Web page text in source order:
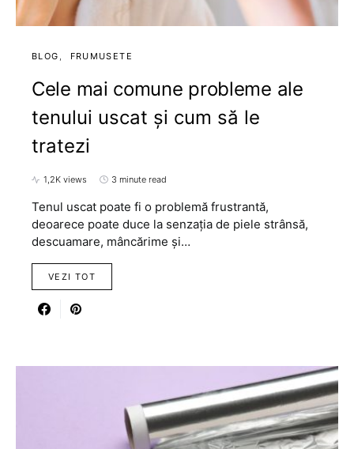
BLOG FRUMUSETE
Cele mai comune probleme ale
tenului uscat și cum să le
tratezi
1,2K views 3 minute read
Tenul uscat poate fi o problemă frustrantă,
deoarece poate duce la senzația de piele strânsă,
descuamare, mâncărime și…
VEZI TOT